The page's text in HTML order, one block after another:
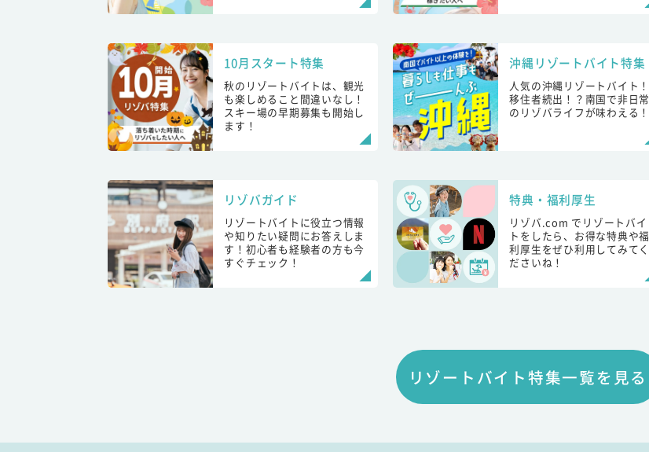
10月スタート特集
秋のリゾートバイトは、観光
も楽しめること間違いなし！
スキー場の早期募集も開始し
ます！
沖縄リゾートバイト特集
人気の沖縄リゾートバイト！
移住者続出！？南国で非日常
のリゾバライフが味わえる！
リゾバガイド
リゾートバイトに役立つ情報
や知りたい疑問にお答えしま
す！初心者も経験者の方も今
すぐチェック！
特典・福利厚生
リゾバ.com でリゾートバイ
トをしたら、お得な特典や福
利厚生をぜひ利用してみてく
ださいね！
リゾートバイト特集一覧を見る